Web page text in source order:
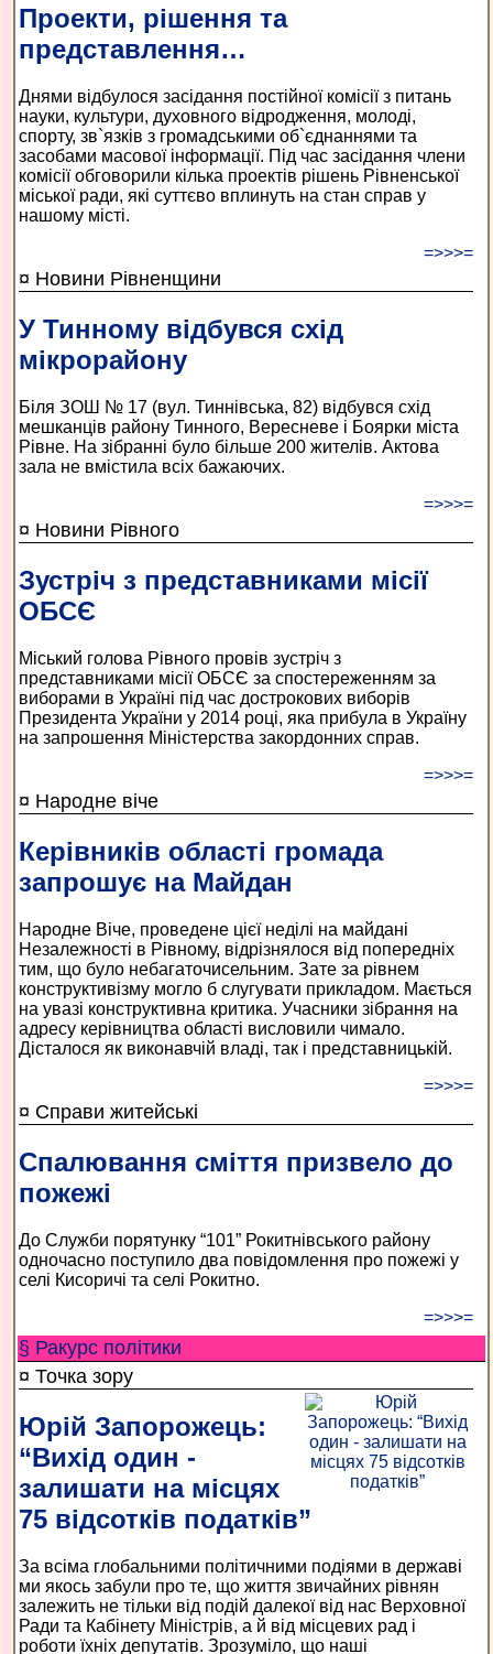
Проекти, рішення та
представлення…
Днями відбулося засідання пос­тійної комісії з питань
науки, культури, духовного відродження, молоді,
спорту, зв`язків з громадськими об`єднаннями та
засобами масової інформації. Під час засідання члени
комісії обговорили кілька проектів рішень Рівненської
міської ради, які суттєво вплинуть на стан справ у
нашому місті.
=>>>=
¤ Новини Рівненщини
У Тинному відбувся схід
мікрорайону
Біля ЗОШ № 17 (вул. Тиннівська, 82) відбувся схід
мешканців району Тинного, Вересневе і Боярки міста
Рівне. На зібранні було більше 200 жителів. Актова
зала не вмістила всіх бажаючих.
=>>>=
¤ Новини Рівного
Зустріч з представниками місії
ОБСЄ
Міський голова Рівного провів зус­тріч з
представниками місії ОБСЄ за спостереженням за
виборами в Україні під час дострокових виборів
Президента України у 2014 році, яка прибула в Україну
на запрошення Міністерства закордонних справ.
=>>>=
¤ Народне віче
Керівників області громада
запрошує на Майдан
Народне Віче, проведене цієї неділі на майдані
Незалежності в Рівному, відрізнялося від попередніх
тим, що було небагаточисельним. Зате за рівнем
конструктивізму могло б слугувати прикладом. Мається
на увазі конструктивна критика. Учасники зібрання на
адресу керівництва області висловили чимало.
Дісталося як виконавчій владі, так і представницькій.
=>>>=
¤ Справи житейські
Спалювання сміття призвело до
пожежі
До Служби порятунку “101” Рокитнівського району
одночасно поступило два повідомлення про пожежі у
селі Кисоричі та селі Рокитно.
=>>>=
§ Ракурс політики
¤ Точка зору
Юрій Запорожець:
“Вихід один -
залишати на місцях
75 відсотків податків”
За всіма глобальними політичними подіями в державі
ми якось забули про те, що життя звичайних рівнян
залежить не тільки від подій далекої від нас Верховної
Ради та Кабінету Міністрів, а й від місцевих рад і
роботи їхніх депутатів. Зрозуміло, що наші